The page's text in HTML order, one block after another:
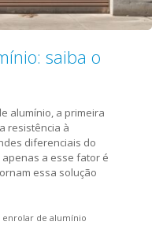
saiba o
alumínio, a primeira
resistência à
diferenciais do
a esse fator é
essa solução
enrolar de alumínio